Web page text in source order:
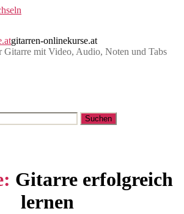
gitarren-onlinekurse.at
Gitarre mit Video, Audio, Noten und Tabs
Gitarre erfolgreich
lernen